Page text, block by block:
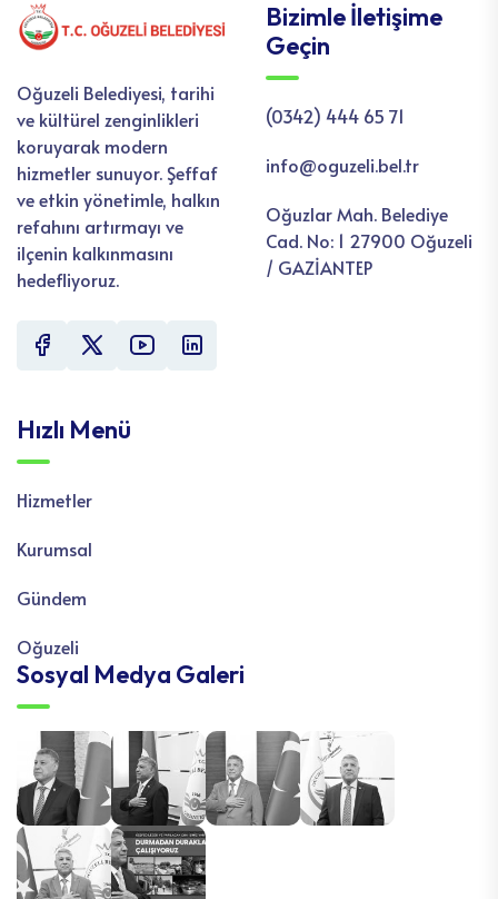
Oğuzeli Belediyesi, tarihi
ve kültürel zenginlikleri
koruyarak modern
hizmetler sunuyor. Şeffaf
ve etkin yönetimle, halkın
refahını artırmayı ve
ilçenin kalkınmasını
hedefliyoruz.
Bizimle İletişime
Geçin
(0342) 444 65 71
info@oguzeli.bel.tr
Oğuzlar Mah. Belediye
Cad. No: 1 27900 Oğuzeli
/ GAZİANTEP
Hızlı Menü
Hizmetler
Kurumsal
Gündem
Oğuzeli
Sosyal Medya Galeri